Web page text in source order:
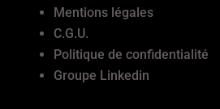
Mentions légales
C.G.U.
Politique de confidentialité
Groupe Linkedin